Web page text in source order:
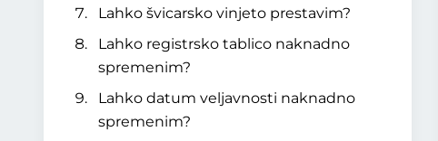
Lahko švicarsko vinjeto prestavim?
Lahko registrsko tablico naknadno
spremenim?
Lahko datum veljavnosti naknadno
spremenim?